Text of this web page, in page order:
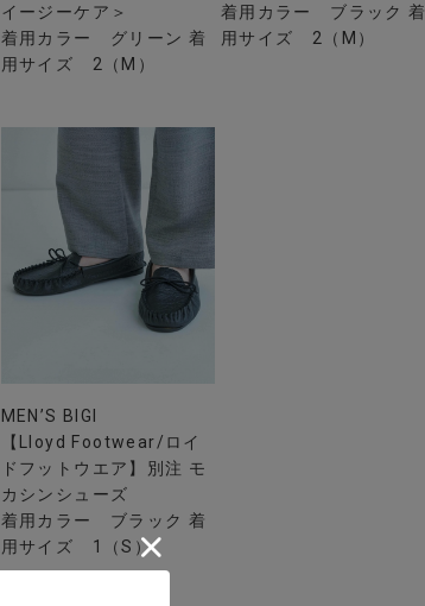
イージーケア＞
着用カラー グリーン 着
用サイズ 2（M）
着用カラー ブラック 着
用サイズ 2（M）
MEN’S BIGI
【Lloyd Footwear/ロイ
ドフットウエア】別注 モ
カシンシューズ
着用カラー ブラック 着
用サイズ 1（S）